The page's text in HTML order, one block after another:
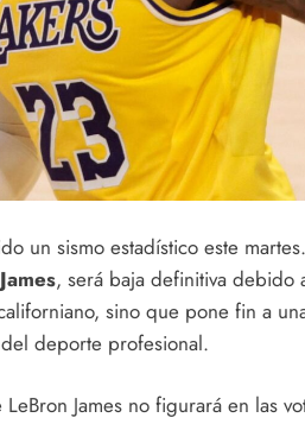
un sismo estadístico este
, será baja definitiva debido
sino que pone fin a
deporte profesional.
James no figurará en las